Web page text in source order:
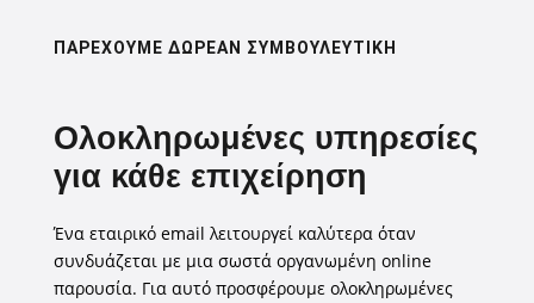
ΠΑΡΕΧΟΥΜΕ ΔΩΡΕΑΝ ΣΥΜΒΟΥΛΕΥΤΙΚΗ
Ολοκληρωμένες υπηρεσίες
για κάθε επιχείρηση
Ένα εταιρικό email λειτουργεί καλύτερα όταν
συνδυάζεται με μια σωστά οργανωμένη online
παρουσία. Για αυτό προσφέρουμε ολοκληρωμένες